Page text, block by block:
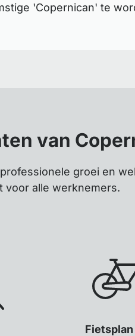
'Copernican' te
van
groei en
voor alle werknemers.
Fietsplan